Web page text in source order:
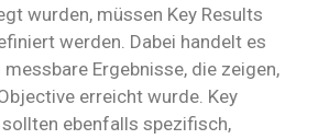
wurden, müssen Key Results
werden. Dabei handelt es
Ergebnisse, die zeigen,
erreicht wurde. Key
ebenfalls spezifisch,